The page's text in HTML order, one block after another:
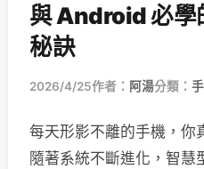
與 Android 必學
秘訣
2026/4/25作者： 阿湯分類：
每天形影不離的手機，你
隨著系統不斷進化，智